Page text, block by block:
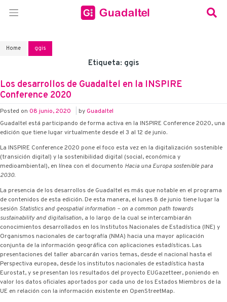
Home ggis
Etiqueta: ggis
Los desarrollos de Guadaltel en la INSPIRE
Conference 2020
Posted on 08 junio, 2020 by Guadaltel
Guadaltel está participando de forma activa en la INSPIRE Conference 2020, una
edición que tiene lugar virtualmente desde el 3 al 12 de junio.
La INSPIRE Conference 2020 pone el foco esta vez en la digitalización sostenible
(transición digital) y la sostenibilidad digital (social, económica y
medioambiental), en línea con el documento Hacia una Europa sostenible para
2030.
La presencia de los desarrollos de Guadaltel es más que notable en el programa
de contenidos de esta edición. De esta manera, el lunes 8 de junio tiene lugar la
sesión Statistics and geospatial information – on a common path towards
sustainability and digitalisation, a lo largo de la cual se intercambiarán
conocimientos desarrollados en los Institutos Nacionales de Estadística (INE) y
Organismos nacionales de cartografía (NMA) hacia una mayor aplicación
conjunta de la información geográfica con aplicaciones estadísticas. Las
presentaciones del taller abarcarán varios temas, desde el nacional hasta el
Perspectiva europea, desde los institutos nacionales de estadística hasta
Eurostat, y se presentan los resultados del proyecto EUGazetteer, poniendo en
valor los datos oficiales aportados por cada uno de los Estados Miembros de la
UE en relación con la información existente en OpenStreetMap.